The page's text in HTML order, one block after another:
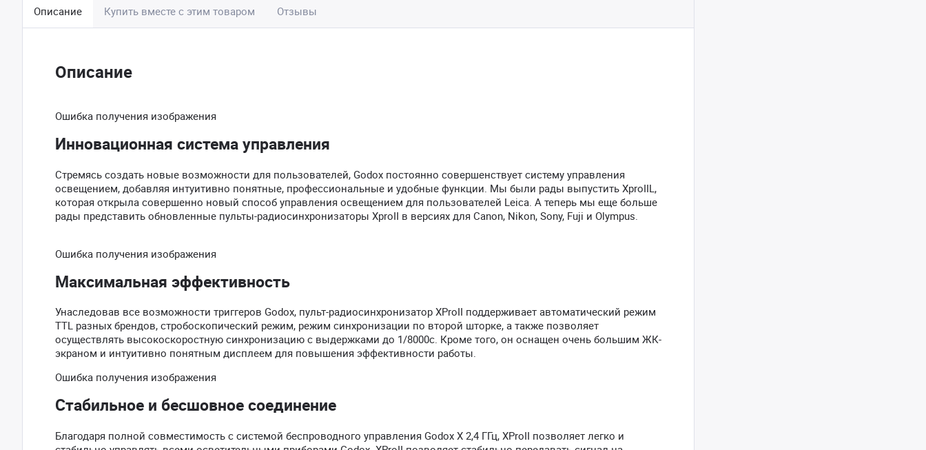
Описание Купить вместе с этим товаром Отзывы
Описание
Ошибка получения изображения
Инновационная система управления
Стремясь создать новые возможности для пользователей, Godox постоянно совершенствует систему управления
освещением, добавляя интуитивно понятные, профессиональные и удобные функции. Мы были рады выпустить XproIIL,
которая открыла совершенно новый способ управления освещением для пользователей Leica. А теперь мы еще больше
рады представить обновленные пульты-радиосинхронизаторы XproII в версиях для Canon, Nikon, Sony, Fuji и Olympus.
Ошибка получения изображения
Максимальная эффективность
Унаследовав все возможности триггеров Godox, пульт-радиосинхронизатор XProII поддерживает автоматический режим
TTL разных брендов, стробоскопический режим, режим синхронизации по второй шторке, а также позволяет
осуществлять высокоскоростную синхронизацию с выдержками до 1/8000с. Кроме того, он оснащен очень большим ЖК-
экраном и интуитивно понятным дисплеем для повышения эффективности работы.
Ошибка получения изображения
Стабильное и бесшовное соединение
Благодаря полной совместимость с системой беспроводного управления Godox X 2,4 ГГц, XProII позволяет легко и